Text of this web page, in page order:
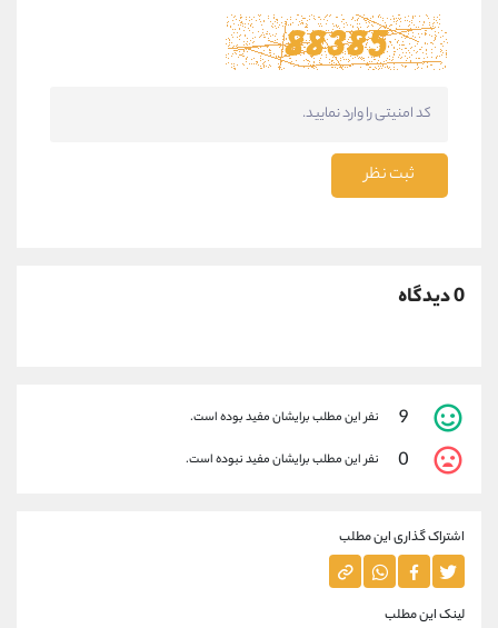
ثبت نظر
0 دیدگاه
9 نفر این مطلب برایشان مفید بوده است.
0 نفر این مطلب برایشان مفید نبوده است.
اشتراک گذاری این مطلب
لینک این مطلب